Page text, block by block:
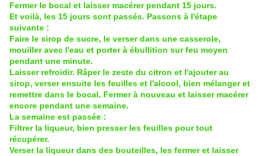
Fermer le bocal et laisser macérer pendant 15 jours.
Et voilà, les 15 jours sont passés. Passons à l'étape
suivante :
Faire le sirop de sucre, le verser dans une casserole,
mouiller avec l'eau et porter à ébullition sur feu moyen
pendant une minute.
Laisser refroidir. Râper le zeste du citron et l'ajouter au
sirop, verser ensuite les feuilles et l'alcool, bien mélanger et
remettre dans le bocal. Fermer à nouveau et laisser macérer
encore pendant une semaine.
La semaine est passée :
Filtrer la liqueur, bien presser les feuilles pour tout
récupérer.
Verser la liqueur dans des bouteilles, les fermer et laisser